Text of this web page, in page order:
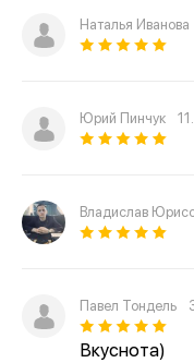
Наталья Иванова
Юрий Пинчук
Владислав
Павел Тондель
Вкуснота)